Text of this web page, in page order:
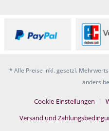
* Alle Preise inkl. gesetzl.
anders
Cookie-Einstellungen
Versand und